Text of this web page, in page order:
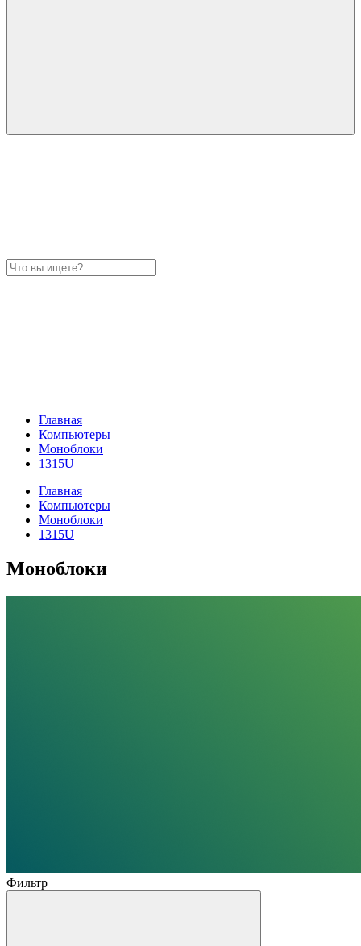
Главная
Компьютеры
Моноблоки
1315U
Главная
Компьютеры
Моноблоки
1315U
Моноблоки
Фильтр